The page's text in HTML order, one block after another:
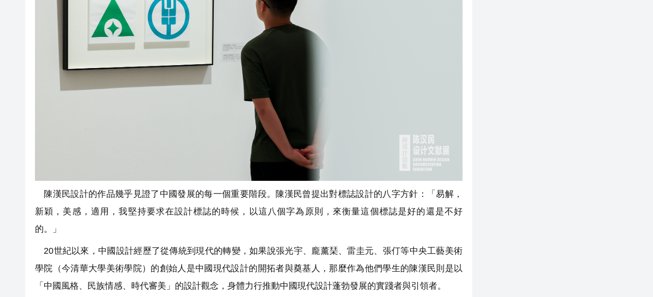
陳漢民設計的作品幾乎見證了中國發展的每一個重要階段。陳漢民曾提出對標誌設計的八字方針：「易解，
新穎，美感，適用，我堅持要求在設計標誌的時候，以這八個字為原則，來衡量這個標誌是好的還是不好
的。」
20世紀以來，中國設計經歷了從傳統到現代的轉變，如果說張光宇、龐薰琹、雷圭元、張仃等中央工藝美術
學院（今清華大學美術學院）的創始人是中國現代設計的開拓者與奠基人，那麼作為他們學生的陳漢民則是以
「中國風格、民族情感、時代審美」的設計觀念，身體力行推動中國現代設計蓬勃發展的實踐者與引領者。